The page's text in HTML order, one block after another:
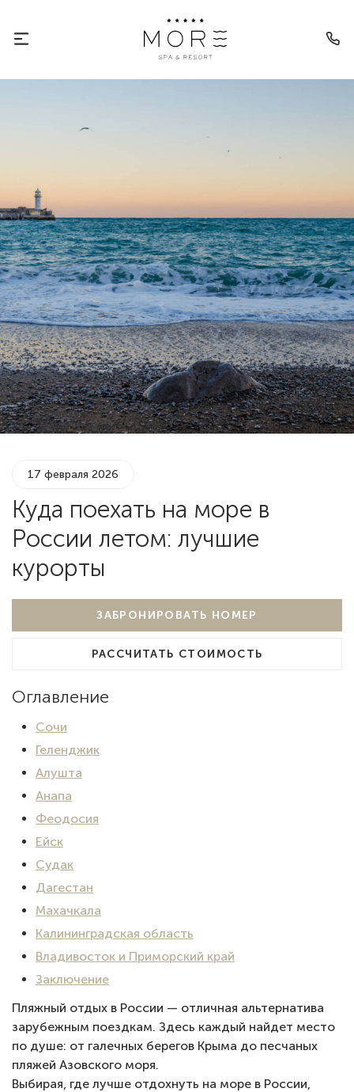
17 февраля 2026
Куда поехать на море в
России летом: лучшие
курорты
ЗАБРОНИРОВАТЬ НОМЕР
РАССЧИТАТЬ СТОИМОСТЬ
Оглавление
Сочи
Геленджик
Алушта
Анапа
Феодосия
Ейск
Судак
Дагестан
Махачкала
Калининградская область
Владивосток и Приморский край
Заключение
Пляжный отдых в России — отличная альтернатива
зарубежным поездкам. Здесь каждый найдет место
по душе: от галечных берегов Крыма до песчаных
пляжей Азовского моря.
Выбирая, где лучше отдохнуть на море в России,